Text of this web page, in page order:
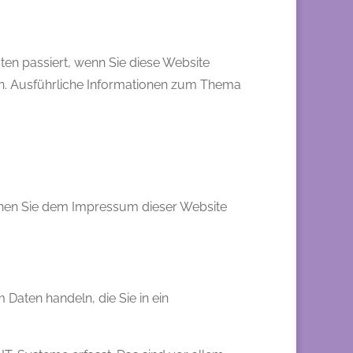
passiert, wenn Sie diese Website
Ausführliche Informationen zum Thema
Sie dem Impressum dieser Website
handeln, die Sie in ein